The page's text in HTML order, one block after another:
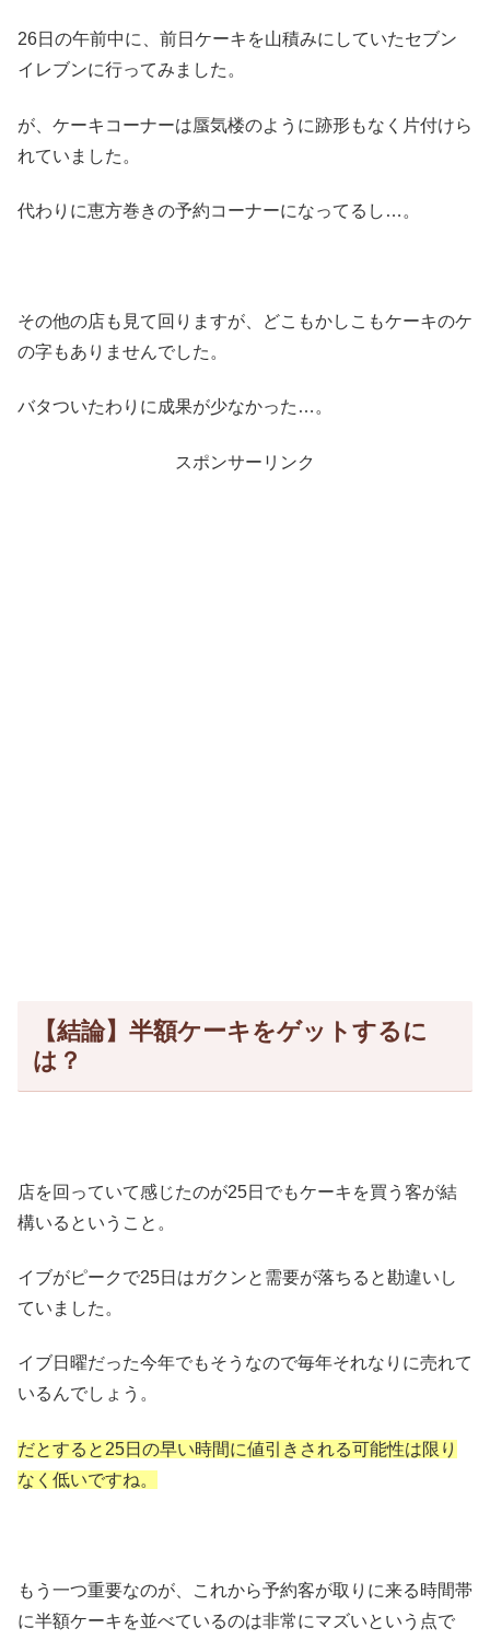
26日の午前中に、前日ケーキを山積みにしていたセブン
イレブンに行ってみました。
が、ケーキコーナーは蜃気楼のように跡形もなく片付けら
れていました。
代わりに恵方巻きの予約コーナーになってるし…。
その他の店も見て回りますが、どこもかしこもケーキのケ
の字もありませんでした。
バタついたわりに成果が少なかった…。
スポンサーリンク
【結論】半額ケーキをゲットするに
は？
店を回っていて感じたのが25日でもケーキを買う客が結
構いるということ。
イブがピークで25日はガクンと需要が落ちると勘違いし
ていました。
イブ日曜だった今年でもそうなので毎年それなりに売れて
いるんでしょう。
だとすると25日の早い時間に値引きされる可能性は限り
なく低いですね。
もう一つ重要なのが、これから予約客が取りに来る時間帯
に半額ケーキを並べているのは非常にマズいという点で